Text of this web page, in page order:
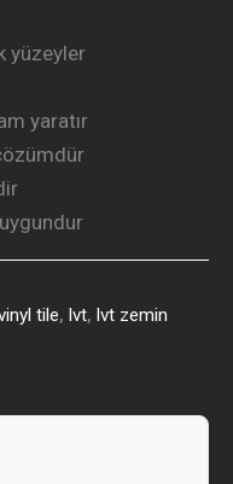
yüzeyler
yaratır
tile,lvt,lvt zemin